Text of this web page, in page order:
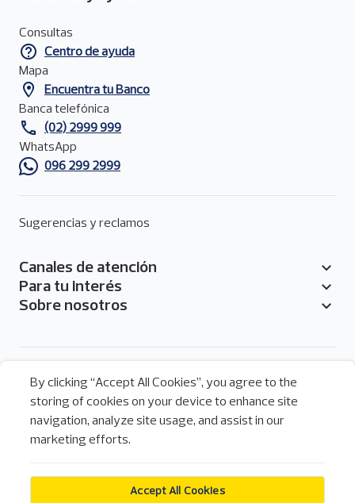
contacto
del
pie
de
página
Centro de ayuda
Consultas
Encuentra tu Banco
Mapa
(02) 2999 999
Banca telefónica
096 299 2999
WhatsApp
Sugerencias y reclamos
Pie
de
página
Canales de atención
Para tu interés
Sobre nosotros
Menú
de
sociales
del
de
Legal
Política de cookies
Pichincha Banca Móvil
Descarga nuestra aplicación
By clicking “Accept All Cookies”, you agree to the
storing of cookies on your device to enhance site
navigation, analyze site usage, and assist in our
marketing efforts.
Accept All Cookies